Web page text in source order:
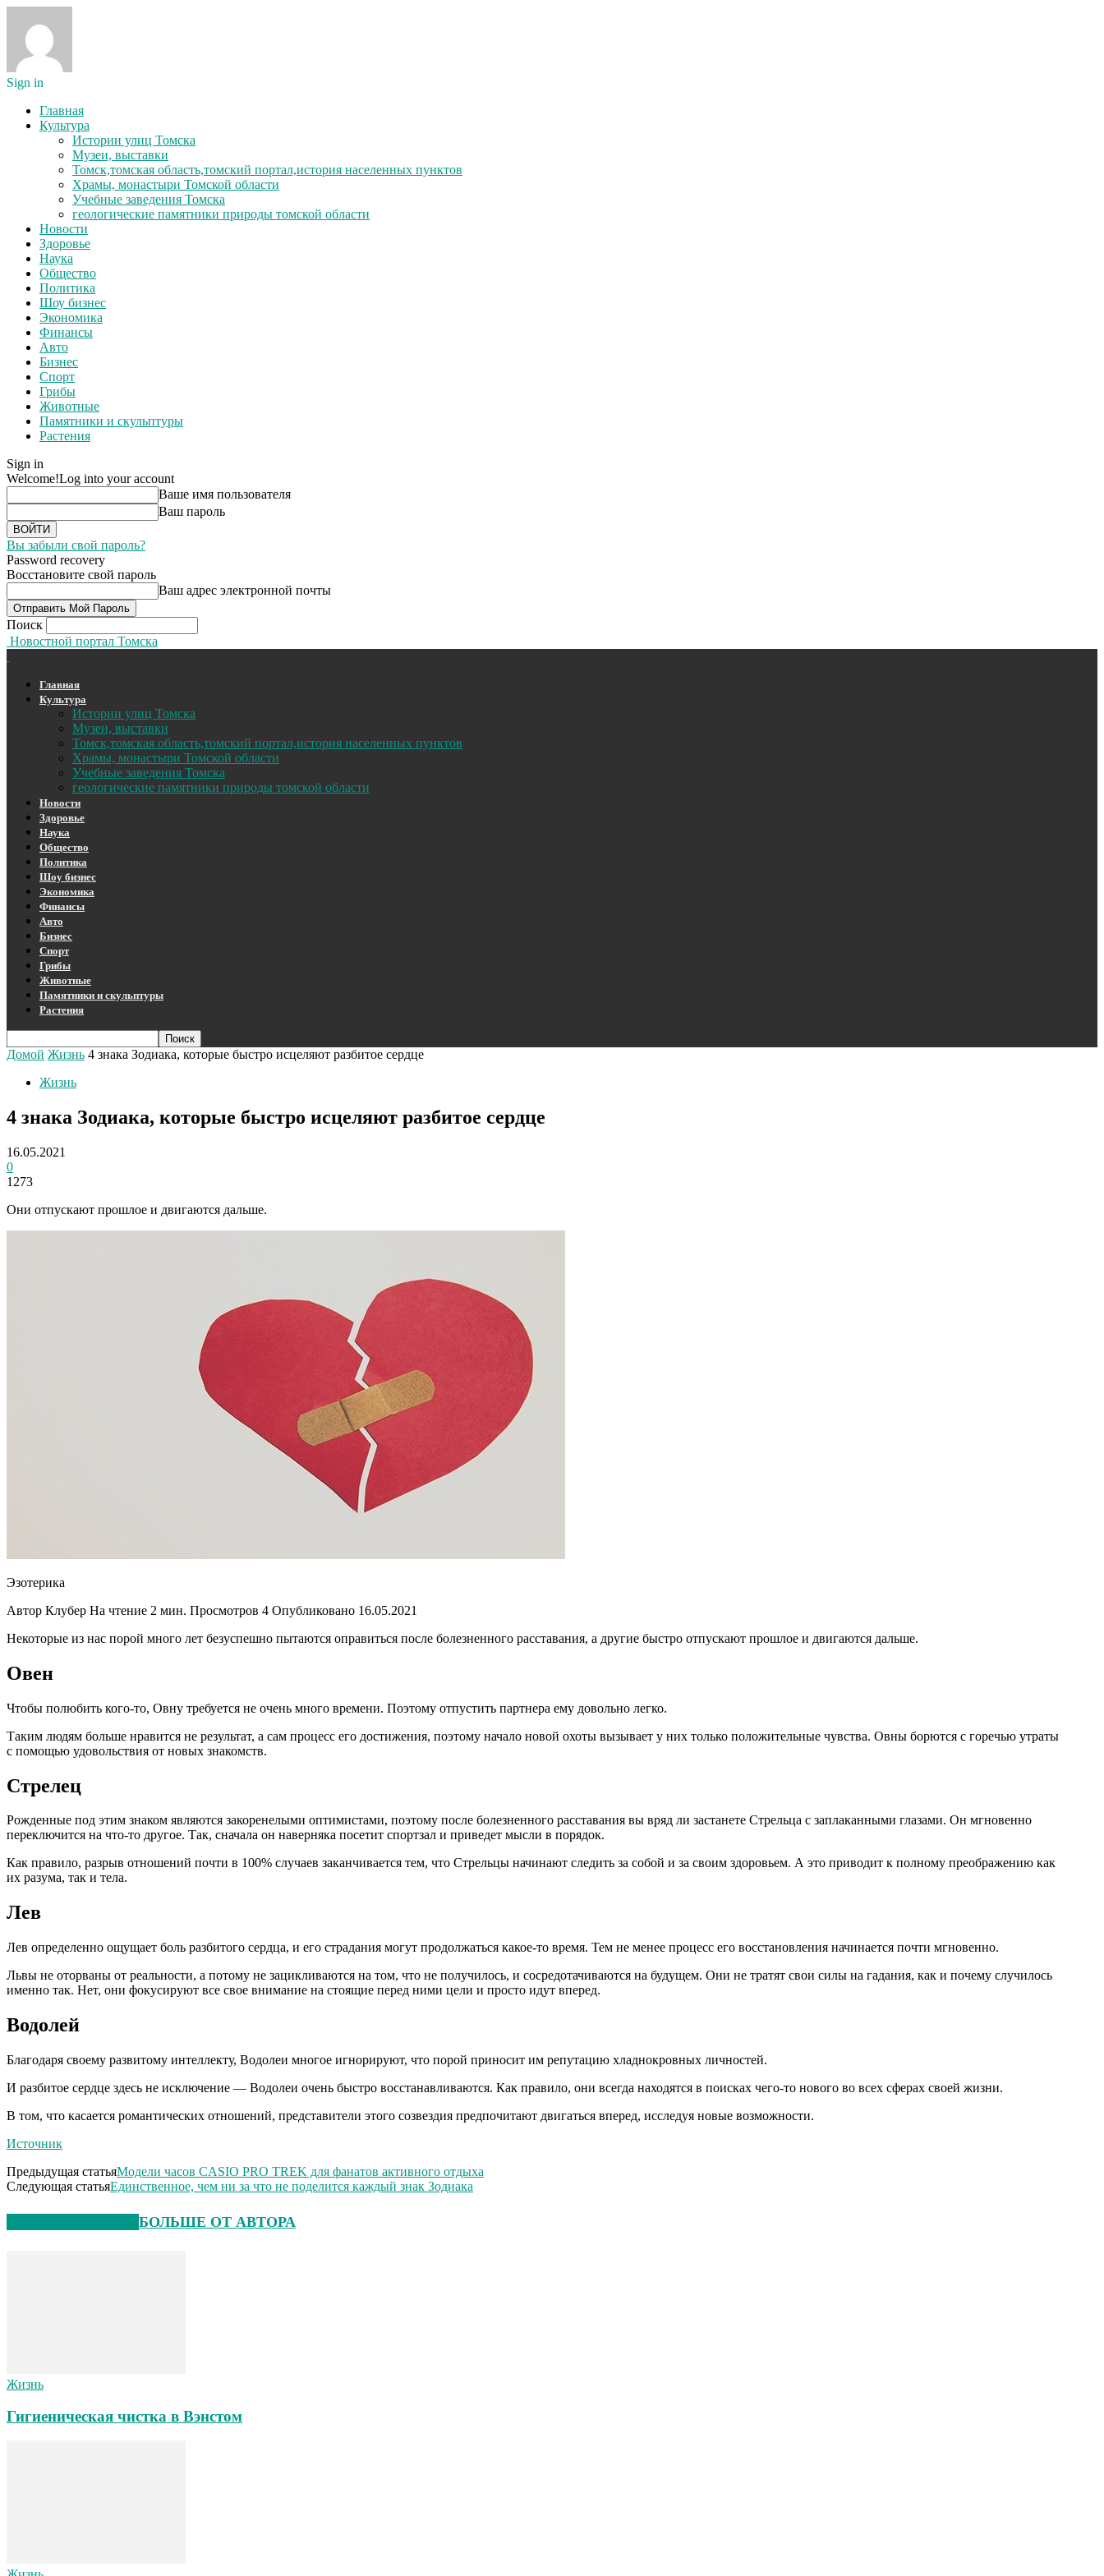
Sign in
Главная
Культура
Истории улиц Томска
Музеи, выставки
Томск,томская область,томский портал,история населенных пунктов
Храмы, монастыри Томской области
Учебные заведения Томска
геологические памятники природы томской области
Новости
Здоровье
Наука
Общество
Политика
Шоу бизнес
Экономика
Финансы
Авто
Бизнес
Спорт
Грибы
Животные
Памятники и скульптуры
Растения
Sign in
Welcome!Log into your account
Ваше имя пользователя
Ваш пароль
Вы забыли свой пароль?
Password recovery
Восстановите свой пароль
Ваш адрес электронной почты
Поиск
Новостной портал Томска
Главная
Культура
Истории улиц Томска
Музеи, выставки
Томск,томская область,томский портал,история населенных пунктов
Храмы, монастыри Томской области
Учебные заведения Томска
геологические памятники природы томской области
Новости
Здоровье
Наука
Общество
Политика
Шоу бизнес
Экономика
Финансы
Авто
Бизнес
Спорт
Грибы
Животные
Памятники и скульптуры
Растения
Домой Жизнь 4 знака Зодиака, которые быстро исцеляют разбитое сердце
Жизнь
4 знака Зодиака, которые быстро исцеляют разбитое сердце
16.05.2021
0
1273
Они отпускают прошлое и двигаются дальше.
Эзотерика
Автор Клубер На чтение 2 мин. Просмотров 4 Опубликовано 16.05.2021
Некоторые из нас порой много лет безуспешно пытаются оправиться после болезненного расставания, а другие быстро отпускают прошлое и двигаются дальше.
Овен
Чтобы полюбить кого-то, Овну требуется не очень много времени. Поэтому отпустить партнера ему довольно легко.
Таким людям больше нравится не результат, а сам процесс его достижения, поэтому начало новой охоты вызывает у них только положительные чувства. Овны борются с горечью утраты
с помощью удовольствия от новых знакомств.
Стрелец
Рожденные под этим знаком являются закоренелыми оптимистами, поэтому после болезненного расставания вы вряд ли застанете Стрельца с заплаканными глазами. Он мгновенно
переключится на что-то другое. Так, сначала он наверняка посетит спортзал и приведет мысли в порядок.
Как правило, разрыв отношений почти в 100% случаев заканчивается тем, что Стрельцы начинают следить за собой и за своим здоровьем. А это приводит к полному преображению как
их разума, так и тела.
Лев
Лев определенно ощущает боль разбитого сердца, и его страдания могут продолжаться какое-то время. Тем не менее процесс его восстановления начинается почти мгновенно.
Львы не оторваны от реальности, а потому не зацикливаются на том, что не получилось, и сосредотачиваются на будущем. Они не тратят свои силы на гадания, как и почему случилось
именно так. Нет, они фокусируют все свое внимание на стоящие перед ними цели и просто идут вперед.
Водолей
Благодаря своему развитому интеллекту, Водолеи многое игнорируют, что порой приносит им репутацию хладнокровных личностей.
И разбитое сердце здесь не исключение — Водолеи очень быстро восстанавливаются. Как правило, они всегда находятся в поисках чего-то нового во всех сферах своей жизни.
В том, что касается романтических отношений, представители этого созвездия предпочитают двигаться вперед, исследуя новые возможности.
Источник
Предыдущая статьяМодели часов CASIO PRO TREK для фанатов активного отдыха
Следующая статьяЕдинственное, чем ни за что не поделится каждый знак Зодиака
БОЛЬШЕ ОТ АВТОРА
Жизнь
Гигиеническая чистка в Вэнстом